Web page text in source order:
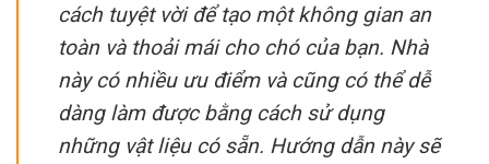
cách tuyệt vời để tạo một không gian an
toàn và thoải mái cho chó của bạn. Nhà
này có nhiều ưu điểm và cũng có thể dễ
dàng làm được bằng cách sử dụng
những vật liệu có sẵn. Hướng dẫn này sẽ